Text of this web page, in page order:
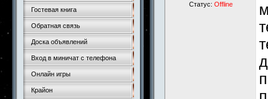
Гостевая книга
Обратная связь
Доска объявлений
Вход в миничат с телефона
Онлайн игры
Крайон
Статус: Offline